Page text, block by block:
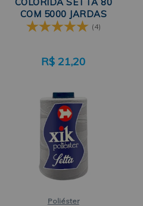
COM 5000 JARDAS
(4)
R$ 21,20
Poliéster